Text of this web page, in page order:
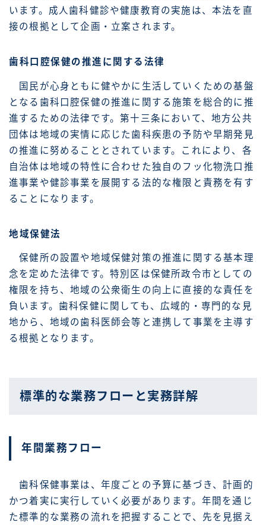
います。成人歯科健診や健康教育の実施は、本法を直
接の根拠として企画・立案されます。
歯科口腔保健の推進に関する法律
国民が心身ともに健やかに生活していくための基盤
となる歯科口腔保健の推進に関する施策を総合的に推
進するための法律です。第十三条において、地方公共
団体は地域の実情に応じた歯科疾患の予防や早期発見
の推進に努めることとされています。これにより、各
自治体は地域の特性に合わせた独自のフッ化物洗口推
進事業や健診事業を展開する法的な権限と責務を有す
ることになります。
地域保健法
保健所の設置や地域保健対策の推進に関する基本理
念を定めた法律です。特別区は保健所政令市としての
権限を持ち、地域の公衆衛生の向上に直接的な責任を
負います。歯科保健に関しても、広域的・専門的な見
地から、地域の歯科医師会等と連携して事業を主導す
る根拠となります。
標準的な業務フローと実務詳解
年間業務フロー
歯科保健事業は、年度ごとの予算に基づき、計画的
かつ着実に実行していく必要があります。年間を通じ
た標準的な業務の流れを把握することで、先を見据え